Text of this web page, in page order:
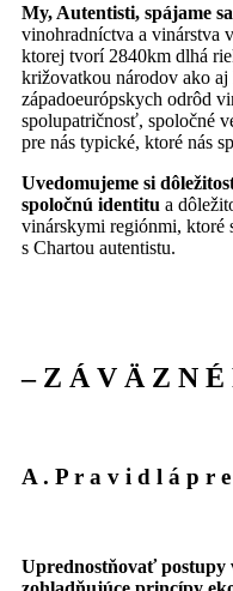
My, Autentisti, spájame
vinohradníctva a vinárstva
ktorej tvorí 2840km dlhá
križovatkou národov ako
západoeurópskych odrôd
spolupatričnosť, spoločné
pre nás typické, ktoré nás
Uvedomujeme si
spoločnú identitu a
vinárskymi regiónmi, ktoré
s Chartou autentistu.
– Z Á V Ä Z N É
A . P r a v i d l á p r e
Uprednostňovať postupy